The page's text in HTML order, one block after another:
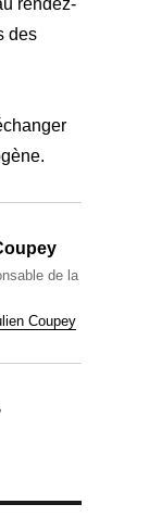
rendez-
des
de la
Coupey
,